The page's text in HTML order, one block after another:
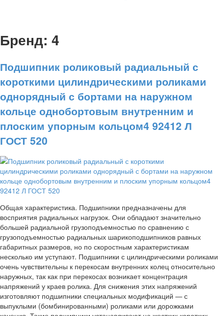
Бренд: 4
Подшипник роликовый радиальный с
короткими цилиндрическими роликами
однорядный с бортами на наружном
кольце однобортовым внутренним и
плоским упорным кольцом4 92412 Л
ГОСТ 520
Общая характеристика. Подшипники предназначены для
восприятия радиальных нагрузок. Они обладают значительно
большей радиальной грузоподъемностью по сравнению с
грузоподъемностью радиальных шарикоподшипников равных
габаритных размеров, но по скоростным характеристикам
несколько им уступают. Подшипники с цилиндрическими роликами
очень чувствительны к перекосам внутренних колец относительно
наружных, так как при перекосах возникает концентрация
напряжений у краев ролика. Для снижения этих напряжений
изготовляют подшипники специальных модификаций — с
выпуклыми (бомбинированными) роликами или дорожками